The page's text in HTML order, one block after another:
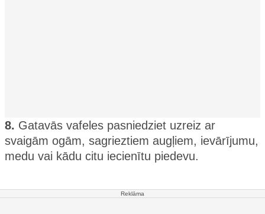
8. Gatavās vafeles pasniedziet uzreiz ar
svaigām ogām, sagrieztiem augļiem, ievārījumu,
medu vai kādu citu iecienītu piedevu.
Reklāma